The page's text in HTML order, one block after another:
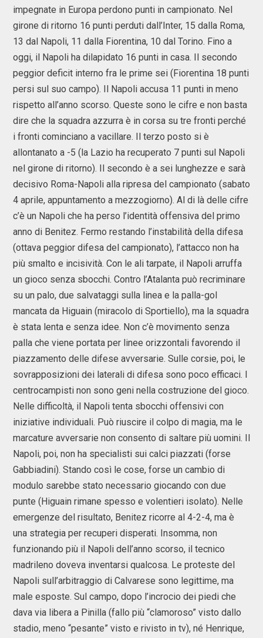
impegnate in Europa perdono punti in campionato. Nel
girone di ritorno 16 punti perduti dall’Inter, 15 dalla Roma,
13 dal Napoli, 11 dalla Fiorentina, 10 dal Torino. Fino a
oggi, il Napoli ha dilapidato 16 punti in casa. Il secondo
peggior deficit interno fra le prime sei (Fiorentina 18 punti
persi sul suo campo). Il Napoli accusa 11 punti in meno
rispetto all’anno scorso. Queste sono le cifre e non basta
dire che la squadra azzurra è in corsa su tre fronti perché
i fronti cominciano a vacillare. Il terzo posto si è
allontanato a -5 (la Lazio ha recuperato 7 punti sul Napoli
nel girone di ritorno). Il secondo è a sei lunghezze e sarà
decisivo Roma-Napoli alla ripresa del campionato (sabato
4 aprile, appuntamento a mezzogiorno). Al di là delle cifre
c’è un Napoli che ha perso l’identità offensiva del primo
anno di Benitez. Fermo restando l’instabilità della difesa
(ottava peggior difesa del campionato), l’attacco non ha
più smalto e incisività. Con le ali tarpate, il Napoli arruffa
un gioco senza sbocchi. Contro l’Atalanta può recriminare
su un palo, due salvataggi sulla linea e la palla-gol
mancata da Higuain (miracolo di Sportiello), ma la squadra
è stata lenta e senza idee. Non c’è movimento senza
palla che viene portata per linee orizzontali favorendo il
piazzamento delle difese avversarie. Sulle corsie, poi, le
sovrapposizioni dei laterali di difesa sono poco efficaci. I
centrocampisti non sono geni nella costruzione del gioco.
Nelle difficoltà, il Napoli tenta sbocchi offensivi con
iniziative individuali. Può riuscire il colpo di magia, ma le
marcature avversarie non consento di saltare più uomini. Il
Napoli, poi, non ha specialisti sui calci piazzati (forse
Gabbiadini). Stando così le cose, forse un cambio di
modulo sarebbe stato necessario giocando con due
punte (Higuain rimane spesso e volentieri isolato). Nelle
emergenze del risultato, Benitez ricorre al 4-2-4, ma è
una strategia per recuperi disperati. Insomma, non
funzionando più il Napoli dell’anno scorso, il tecnico
madrileno doveva inventarsi qualcosa. Le proteste del
Napoli sull’arbitraggio di Calvarese sono legittime, ma
male esposte. Sul campo, dopo l’incrocio dei piedi che
dava via libera a Pinilla (fallo più “clamoroso” visto dallo
stadio, meno “pesante” visto e rivisto in tv), né Henrique,